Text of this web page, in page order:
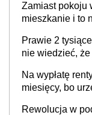
finansowania
Zamiast pokoju
mieszkanie i to
roku życia
Prawie 2
nie wiedzieć,
Na wypłatę
miesięcy, bo
Rewolucja w